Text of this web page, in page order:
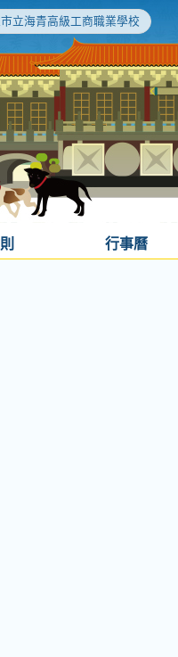
立海青高級工商職業學校
行事曆